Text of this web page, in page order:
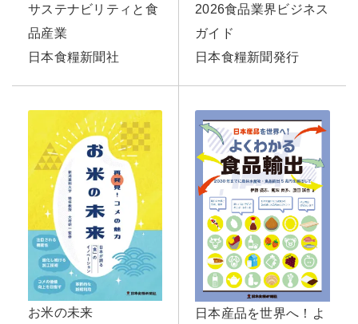
サステナビリティと食
品産業
日本食糧新聞社
2026食品業界ビジネス
ガイド
日本食糧新聞発行
お米の未来
日本産品を世界へ！よ